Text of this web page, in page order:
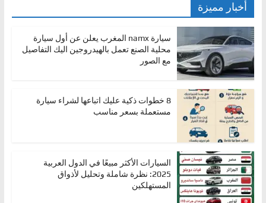
أخبار مميزة
سيارة namx المغرب يعلن عن أول سيارة
محلية الصنع تعمل بالهيدروجين اليك التفاصيل
مع الصور
8 خطوات ذكية عليك اتباعها لشراء سيارة
مستعملة بسعر مناسب
السيارات الأكثر مبيعًا في الدول العربية
2025: نظرة شاملة وتحليل لأذواق
المستهلكين